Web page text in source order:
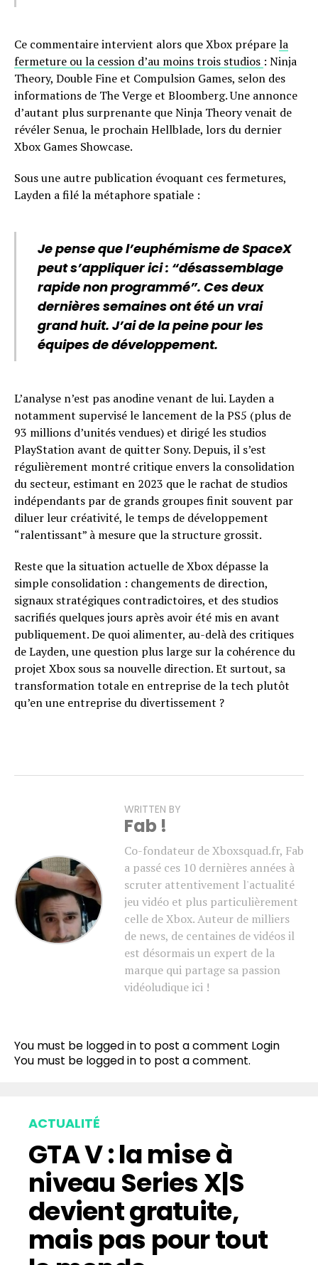
Ce commentaire intervient alors que Xbox préparela
fermeture ou la cession d’au moins trois studios : Ninja
Theory, Double Fine et Compulsion Games, selon des
informations de The Verge et Bloomberg. Une annonce
d’autant plus surprenante que Ninja Theory venait de
révéler Senua, le prochain Hellblade, lors du dernier
Xbox Games Showcase.
Sous une autre publication évoquant ces fermetures,
Layden a filé la métaphore spatiale :
Je pense que l’euphémisme de SpaceX
peut s’appliquer ici : “désassemblage
rapide non programmé”. Ces deux
dernières semaines ont été un vrai
grand huit. J’ai de la peine pour les
équipes de développement.
L’analyse n’est pas anodine venant de lui. Layden a
notamment supervisé le lancement de la PS5 (plus de
93 millions d’unités vendues) et dirigé les studios
PlayStation avant de quitter Sony. Depuis, il s’est
régulièrement montré critique envers la consolidation
du secteur, estimant en 2023 que le rachat de studios
indépendants par de grands groupes finit souvent par
diluer leur créativité, le temps de développement
“ralentissant” à mesure que la structure grossit.
Reste que la situation actuelle de Xbox dépasse la
simple consolidation : changements de direction,
signaux stratégiques contradictoires, et des studios
sacrifiés quelques jours après avoir été mis en avant
publiquement. De quoi alimenter, au-delà des critiques
de Layden, une question plus large sur la cohérence du
projet Xbox sous sa nouvelle direction. Et surtout, sa
transformation totale en entreprise de la tech plutôt
qu’en une entreprise du divertissement ?
WRITTEN BY
Fab !
Co-fondateur de Xboxsquad.fr, Fab
a passé ces 10 dernières années à
scruter attentivement l'actualité
jeu vidéo et plus particulièrement
celle de Xbox. Auteur de milliers
de news, de centaines de vidéos il
est désormais un expert de la
marque qui partage sa passion
vidéoludique ici !
You must be logged in to post a comment Login
You must be logged in to post a comment.
ACTUALITÉ
GTA V : la mise à
niveau Series X|S
devient gratuite,
mais pas pour tout